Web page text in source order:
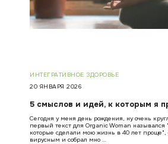
ИНТЕГРАТИВНОЕ ЗДОРОВЬЕ
20 ЯНВАРЯ 2026
5 смыслов и идей, к которым я
Сегодня у меня день рождения, ну очень
первый текст для Organic Woman
которые сделали мою жизнь в 40 лет проще",
вирусным и собрал мно …